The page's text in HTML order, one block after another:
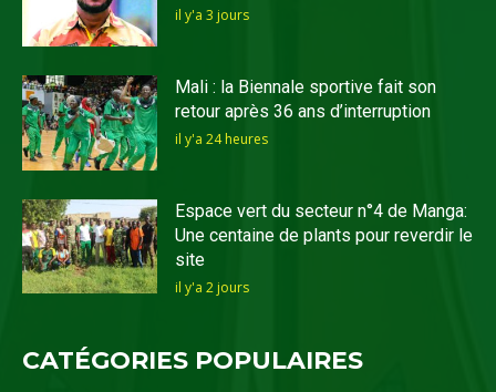
il y'a 3 jours
Mali : la Biennale sportive fait son
retour après 36 ans d’interruption
il y'a 24 heures
Espace vert du secteur n°4 de Manga:
Une centaine de plants pour reverdir le
site
il y'a 2 jours
CATÉGORIES POPULAIRES